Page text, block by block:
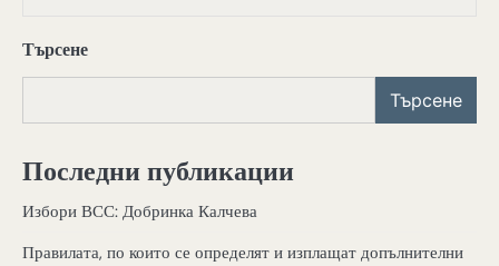
Търсене
Търсене
Последни публикации
Избори ВСС: Добринка Калчева
Правилата, по които се определят и изплащат допълнителни